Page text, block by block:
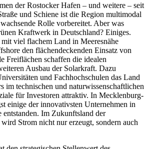
der Rostocker Hafen – und weitere – seit
und Schiene ist die Region multimodal
Rolle vorbereitet. Aber was
Kraftwerk in Deutschland? Einiges.
viel flachem Land in Meeresnähe
den flächendeckenden Einsatz von
Freiflächen schaffen die idealen
Ausbau der Solarkraft. Dazu
und Fachhochschulen das Land
im technischen und naturwissenschaftlichen
für Investoren attraktiv. In Mecklenburg-
einige der innovativsten Unternehmen in
entstanden. Im Zukunftsland der
Strom nicht nur erzeugt, sondern auch